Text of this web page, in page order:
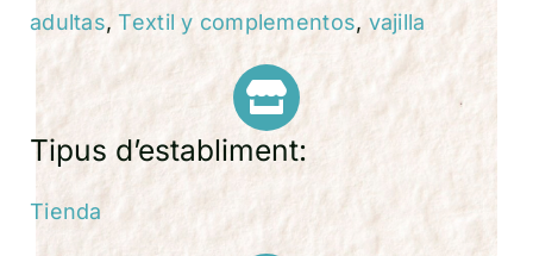
adultas,Textil y complementos, vajilla
Tipus d’establiment:
Tienda